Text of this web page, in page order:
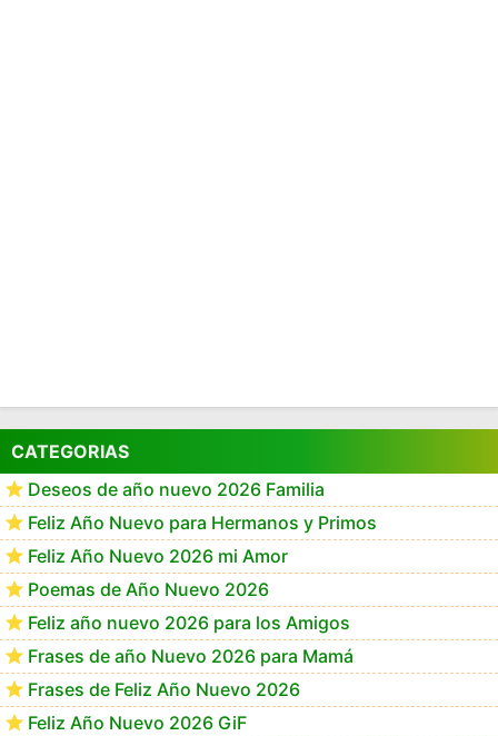
CATEGORIAS
Deseos de año nuevo 2026 Familia
Feliz Año Nuevo para Hermanos y Primos
Feliz Año Nuevo 2026 mi Amor
Poemas de Año Nuevo 2026
Feliz año nuevo 2026 para los Amigos
Frases de año Nuevo 2026 para Mamá
Frases de Feliz Año Nuevo 2026
Feliz Año Nuevo 2026 GiF